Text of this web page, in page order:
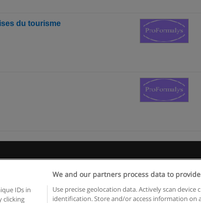
du tourisme
© Educaedu Business S.L. - CIF : B-95610580: -www.educaedu.fr
IDs in
clicking
We and our partners process data to
Use precise geolocation data. Actively scan device
identification. Store and/or access information on